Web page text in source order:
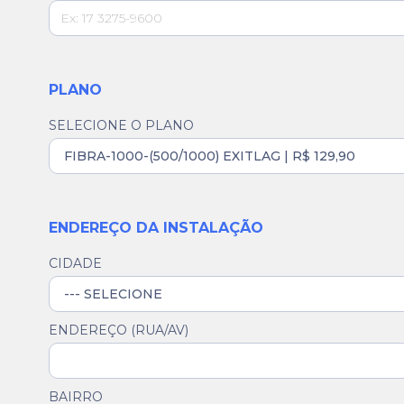
PLANO
SELECIONE O PLANO
ENDEREÇO DA INSTALAÇÃO
CIDADE
ENDEREÇO (RUA/AV)
BAIRRO